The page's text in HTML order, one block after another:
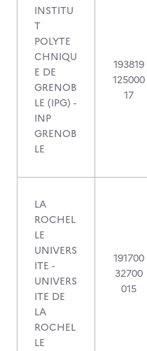
INSTITU
T
POLYTE
CHNIQU
E DE
GRENOB
LE (IPG) -
INP
GRENOB
LE
193819
125000
17
LA
ROCHEL
LE
UNIVERS
ITE -
UNIVERS
ITE DE
LA
ROCHEL
LE
191700
32700
015